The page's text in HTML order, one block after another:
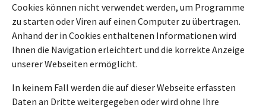
Cookies können nicht verwendet werden, um Programme
zu starten oder Viren auf einen Computer zu übertragen.
Anhand der in Cookies enthaltenen Informationen wird
Ihnen die Navigation erleichtert und die korrekte Anzeige
unserer Webseiten ermöglicht.
In keinem Fall werden die auf dieser Webseite erfassten
Daten an Dritte weitergegeben oder wird ohne Ihre